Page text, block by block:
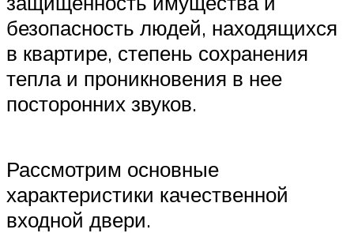
безопасность людей, находящихся
в квартире, степень сохранения
тепла и проникновения в нее
посторонних звуков.
Рассмотрим основные
характеристики качественной
входной двери.